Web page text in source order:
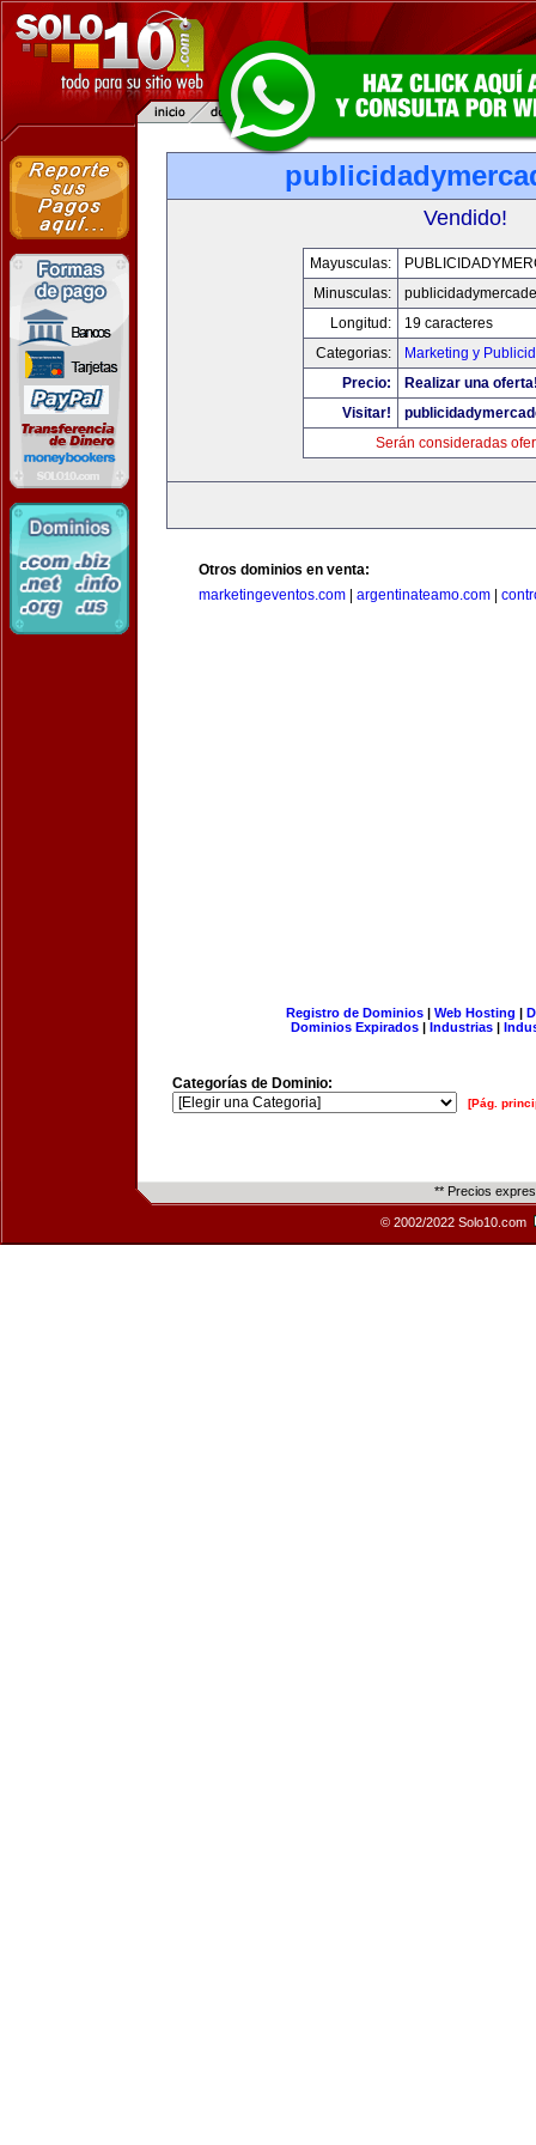
Vendido!
Mayusculas:
Minusculas:
Longitud:
19 caracteres
Categorias:
Marketing y
Precio:
Realizar una
Visitar!
Serán consideradas
Otros dominios en venta:
marketingeventos.com
argentinateamo.com
Registro de Dominios| Web Hosting |
Dominios Expirados | Industrias |
Categorías de Dominio:
[Pág.
** Precios
© 2002/2022 Solo10.com